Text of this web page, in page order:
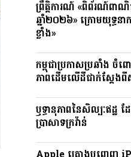
ព្រឹត្តិការណ៍ «ពិព័រណ៍ពាណិជ្
ឆ្នាំ២០២៦» ក្រោមយុទ្ធនាក
ខ្លាំង»
កម្ពុជាប្រកាសប្រឆាំង ចំព
ភាពដើមលើដីជាក់ស្តែ
ឫទ្ធានុភាពនៃសិល្បៈឥដ្ឋ ដ
ប្រាសាទក្រវ៉ាន់